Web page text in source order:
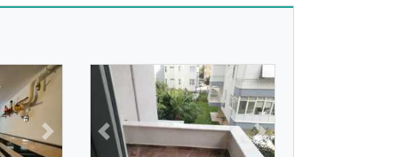
Next Previous Next